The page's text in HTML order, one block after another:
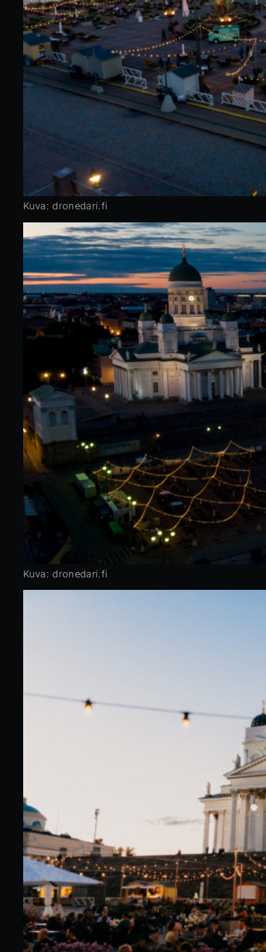
Kuva: dronedari.fi
Kuva: dronedari.fi